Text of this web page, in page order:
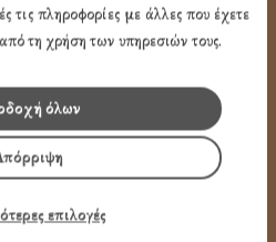
να παραγγείλω
να Πληρώσω
& Αντικαταβολή
τις πληροφορίες με άλλες που έχετε
τη χρήση των υπηρεσιών τους.
όλων
επιλογές